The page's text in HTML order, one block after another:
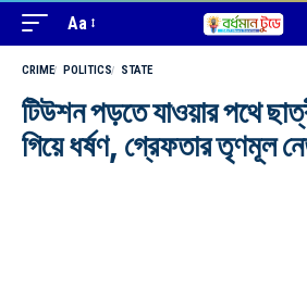
Aa
CRIME POLITICS STATE
টিউশন পড়তে যাওয়ার পথে
গিয়ে ধর্ষণ, গ্রেফতার তৃণমূল